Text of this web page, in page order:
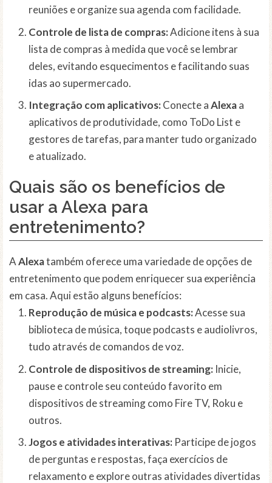
reuniões e organize sua agenda com facilidade.
Controle de lista de compras:Adicione itens à sua
lista de compras à medida que você se lembrar
deles, evitando esquecimentos e facilitando suas
idas ao supermercado.
Integração com aplicativos:Conecte aAlexaa
aplicativos de produtividade, como ToDo List e
gestores de tarefas, para manter tudo organizado
e atualizado.
Quais são os benefícios de
usar a Alexa para
entretenimento?
AAlexatambém oferece uma variedade de opções de
entretenimento que podem enriquecer sua experiência
em casa. Aqui estão alguns benefícios:
Reprodução de música e podcasts:Acesse sua
biblioteca de música, toque podcasts e audiolivros,
tudo através de comandos de voz.
Controle de dispositivos de streaming: Inicie,
pause e controle seu conteúdo favorito em
dispositivos de streaming como Fire TV, Roku e
outros.
Jogos e atividades interativas: Participe de jogos
de perguntas e respostas, faça exercícios de
relaxamento e explore outras atividades divertidas